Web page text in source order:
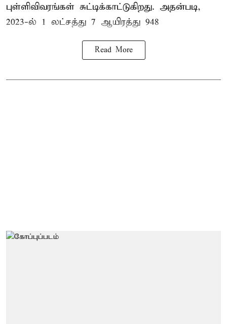
புள்ளிவிவரங்கள் சுட்டிக்காட்டுகிறது. அதன்படி,
2023-ல் 1 லட்சத்து 7 ஆயிரத்து 948
Read More